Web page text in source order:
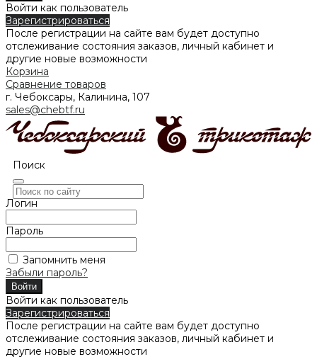
Войти как пользователь
Зарегистрироваться
После регистрации на сайте вам будет доступно
отслеживание состояния заказов, личный кабинет и
другие новые возможности
Корзина
Сравнение товаров
г. Чебоксары, Калинина, 107
sales@chebtf.ru
Поиск
Логин
Пароль
Запомнить меня
Забыли пароль?
Войти как пользователь
Зарегистрироваться
После регистрации на сайте вам будет доступно
отслеживание состояния заказов, личный кабинет и
другие новые возможности